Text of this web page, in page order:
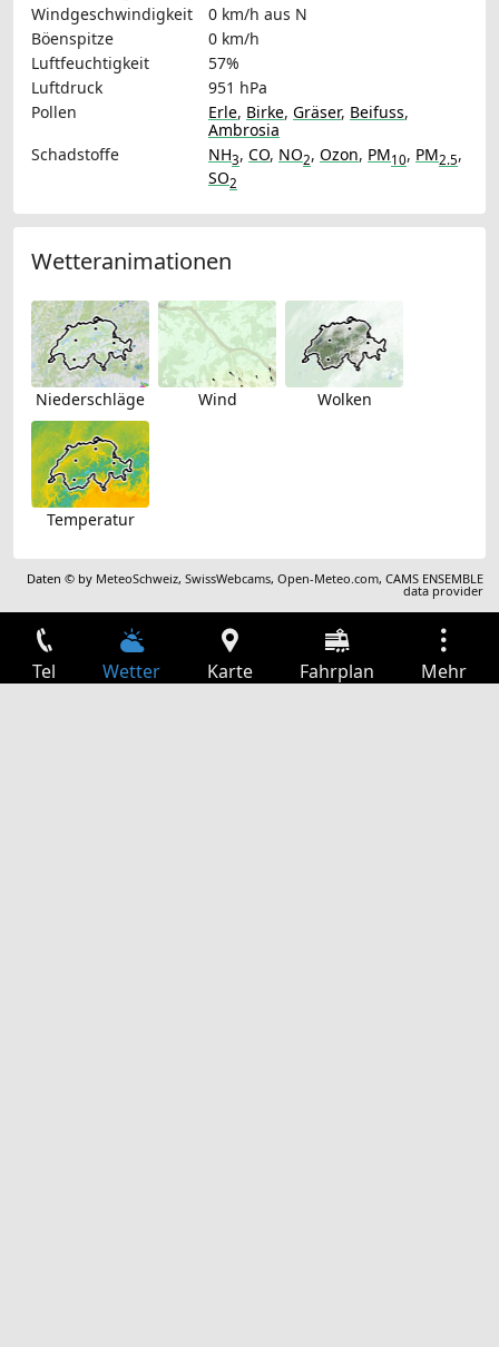
Windgeschwindigkeit
0 km/h aus N
Böenspitze
0 km/h
Luftfeuchtigkeit
57%
Luftdruck
951 hPa
Pollen
Erle, Birke, Gräser, Beifuss,
Ambrosia
Schadstoffe
NH3, CO, NO2, Ozon, PM10, PM2.5,
SO2
Wetteranimationen
Niederschläge Wind Wolken
Temperatur
Daten © by MeteoSchweiz,SwissWebcams,Open-Meteo.com,CAMS ENSEMBLE
data provider
Tel Wetter Karte Fahrplan Mehr